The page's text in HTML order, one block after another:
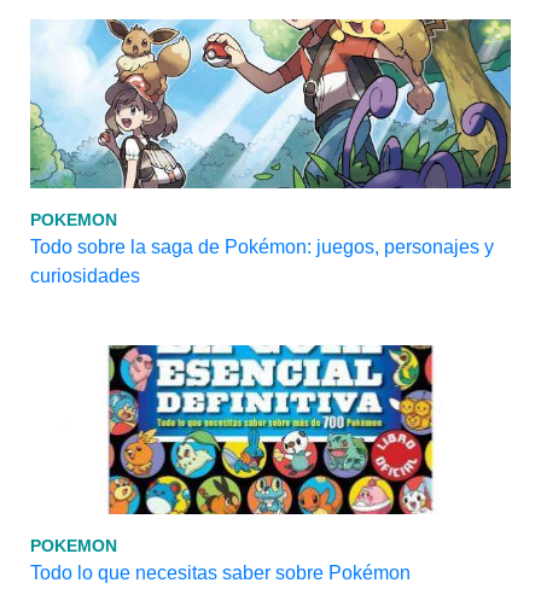
POKEMON
Todo sobre la saga de Pokémon: juegos, personajes y
curiosidades
POKEMON
Todo lo que necesitas saber sobre Pokémon